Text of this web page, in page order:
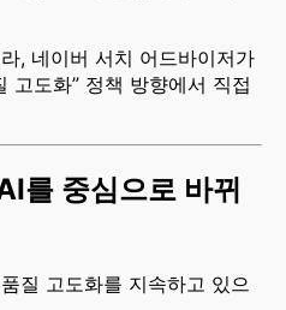
, 네이버 서치 어드바이저가
고도화” 정책 방향에서 직접
를 중심으로 바뀌
질 고도화를 지속하고 있으